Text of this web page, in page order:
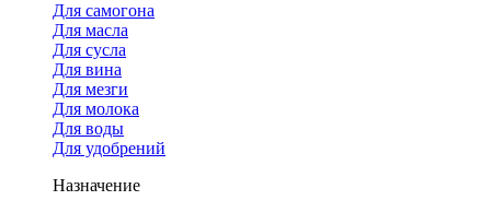
Для самогона
Для масла
Для сусла
Для вина
Для мезги
Для молока
Для воды
Для удобрений
Назначение